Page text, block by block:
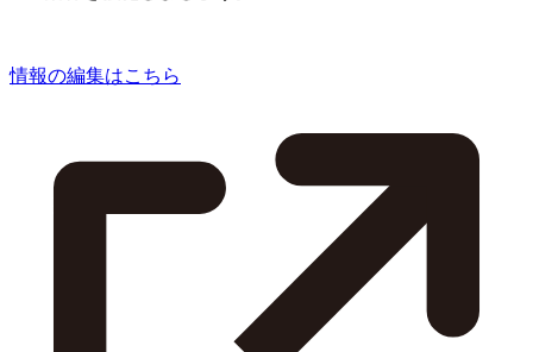
情報の編集はこちら